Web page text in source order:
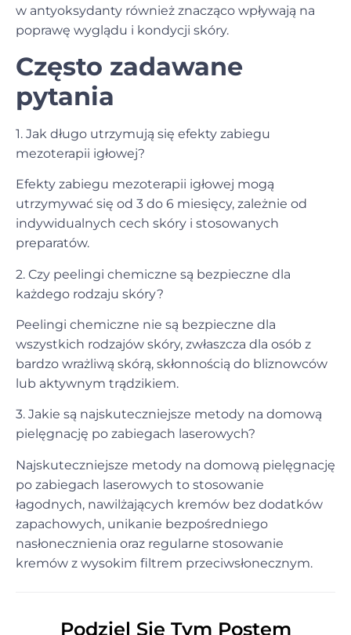
w antyoksydanty również znacząco wpływają na
poprawę wyglądu i kondycji skóry.
Często zadawane
pytania
1. Jak długo utrzymują się efekty zabiegu
mezoterapii igłowej?
Efekty zabiegu mezoterapii igłowej mogą
utrzymywać się od 3 do 6 miesięcy, zależnie od
indywidualnych cech skóry i stosowanych
preparatów.
2. Czy peelingi chemiczne są bezpieczne dla
każdego rodzaju skóry?
Peelingi chemiczne nie są bezpieczne dla
wszystkich rodzajów skóry, zwłaszcza dla osób z
bardzo wrażliwą skórą, skłonnością do bliznowców
lub aktywnym trądzikiem.
3. Jakie są najskuteczniejsze metody na domową
pielęgnację po zabiegach laserowych?
Najskuteczniejsze metody na domową pielęgnację
po zabiegach laserowych to stosowanie
łagodnych, nawilżających kremów bez dodatków
zapachowych, unikanie bezpośredniego
nasłonecznienia oraz regularne stosowanie
kremów z wysokim filtrem przeciwsłonecznym.
Podziel Się Tym Postem